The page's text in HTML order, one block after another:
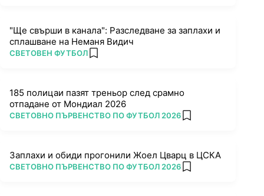
"Ще свърши в канала": Разследване за заплахи и
сплашване на Нeманя Видич
ПОВЕЧЕ ОТ
СВЕТОВЕН ФУТБОЛ add favorites
185 полицаи пазят треньор след срамно
отпадане от Мондиал 2026
ПОВЕЧЕ ОТ
СВЕТОВНО ПЪРВЕНСТВО ПО ФУТБОЛ 2026 add favorites
Заплахи и обиди прогонили Жоел Цварц в ЦСКА
ПОВЕЧЕ ОТ
СВЕТОВНО ПЪРВЕНСТВО ПО ФУТБОЛ 2026 add favorites